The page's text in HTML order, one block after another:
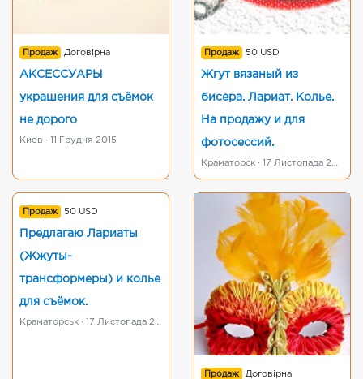
Продаж Договірна
АКСЕССУАРЫ
украшения для съёмок
не дорого
Киев · 11 Грудня 2015
Продаж 50 USD
Жгут вязаный из
бисера. Лариат. Колье.
На продажу и для
фотосессий.
Краматорск · 17 Листопада 2015
Продаж 50 USD
Предлагаю Лариаты
(Жжуты-
трансформеры) и колье
для съёмок.
Краматорськ · 17 Листопада 2015
Продаж Договірна